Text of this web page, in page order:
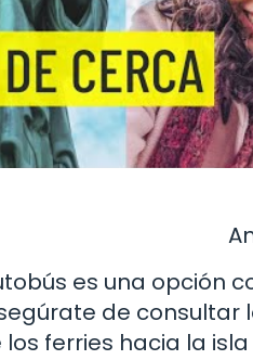
es una opción
de consultar
ferries hacia la